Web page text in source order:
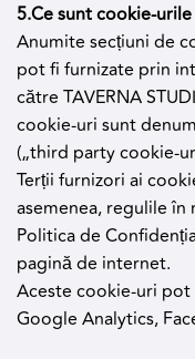
5.Ce sunt cookie-
Anumite secțiuni de
pot fi furnizate prin
către TAVERNA
cookie-uri sunt
(„third party cookie-
Terții furnizori ai
asemenea, regulile
Politica de
pagină de internet.
Aceste cookie-uri
Google Analytics,